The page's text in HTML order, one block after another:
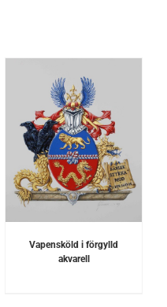
Vapensköld i förgylld
akvarell